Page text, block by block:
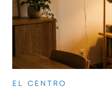
EL CENTRO